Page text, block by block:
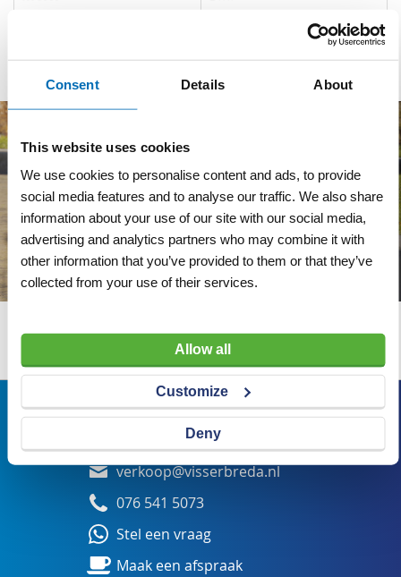
Consent Details About
This website uses cookies
We use cookies to personalise content and ads, to provide
social media features and to analyse our traffic. We also share
information about your use of our site with our social media,
advertising and analytics partners who may combine it with
other information that you’ve provided to them or that they’ve
collected from your use of their services.
Allow all
Customize
Deny
Wij adviseren u graag
Bezoekadres
Veldsteen 25, 4815 PK Breda
verkoop@visserbreda.nl
076 541 5073
Stel een vraag
Maak een afspraak